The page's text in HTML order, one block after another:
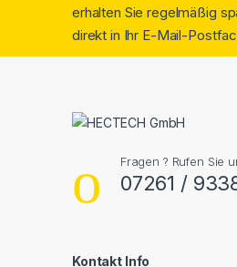
erhalten Sie regelmäßig
direkt in Ihr E-Mail-
Fragen ? Rufen Sie
07261 /
Kontakt Info